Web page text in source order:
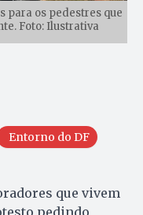
para os pedestres que
Foto: Ilustrativa
Entorno do DF
que vivem
pedindo